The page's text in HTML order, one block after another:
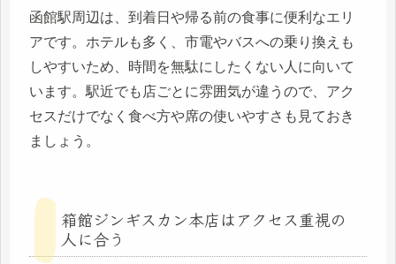
函館駅周辺は、到着日や帰る前の食事に便利なエリ
アです。ホテルも多く、市電やバスへの乗り換えも
しやすいため、時間を無駄にしたくない人に向いて
います。駅近でも店ごとに雰囲気が違うので、アク
セスだけでなく食べ方や席の使いやすさも見ておき
ましょう。
箱館ジンギスカン本店はアクセス重視の
人に合う